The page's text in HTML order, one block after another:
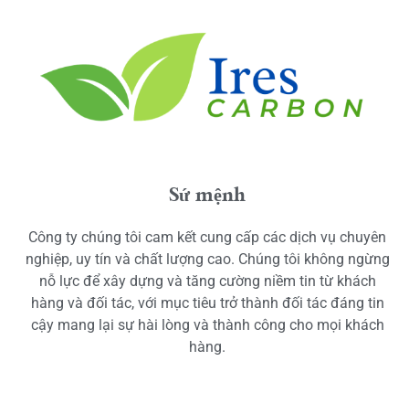
Sứ mệnh
Công ty chúng tôi cam kết cung cấp các dịch vụ chuyên
nghiệp, uy tín và chất lượng cao. Chúng tôi không ngừng
nỗ lực để xây dựng và tăng cường niềm tin từ khách
hàng và đối tác, với mục tiêu trở thành đối tác đáng tin
cậy mang lại sự hài lòng và thành công cho mọi khách
hàng.